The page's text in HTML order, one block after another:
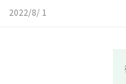
2022/8/ 1